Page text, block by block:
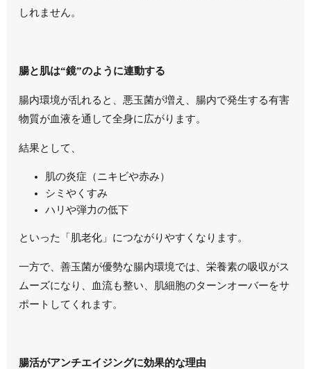
しれません。
腸と肌は“鏡”のように連動する
腸内環境が乱れると、悪玉菌が増え、腸内で発生する有害
物質が血液を通して全身に広がります。
結果として、
肌の炎症（ニキビや赤み）
シミやくすみ
ハリや弾力の低下
といった「肌老化」につながりやすくなります。
一方で、善玉菌が優勢な腸内環境では、栄養素の吸収がス
ムーズになり、血流も整い、肌細胞のターンオーバーをサ
ポートしてくれます。
腸活がアンチエイジングに効果的な理由